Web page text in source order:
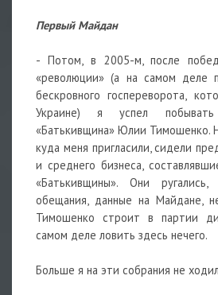
Первый Майдан
- Потом, в 2005-м, после
«революции» (а на самом деле
бескровного госпереворота,
Украине) я успел
«Батькивщина» Юлии Тимошенко.
куда меня пригласили, сидели
и среднего бизнеса,
«Батькивщины». Они
обещания, данные на Майдане,
Тимошенко строит в партии
самом деле ловить здесь нечего.
Больше я на эти собрания не